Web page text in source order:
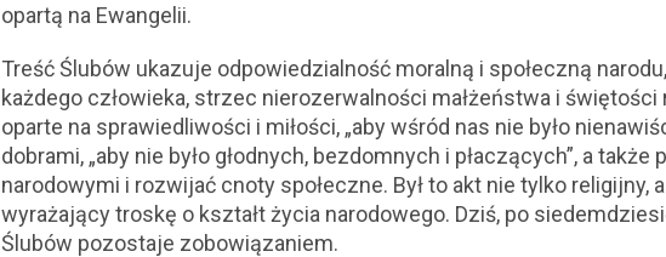
opartą na Ewangelii.
Treść Ślubów ukazuje odpowiedzialność moralną i społeczną
każdego człowieka, strzec nierozerwalności małżeństwa i
oparte na sprawiedliwości i miłości, „aby wśród nas nie było
dobrami, „aby nie było głodnych, bezdomnych i płaczących”, a
narodowymi i rozwijać cnoty społeczne. Był to akt nie tylko religijny,
wyrażający troskę o kształt życia narodowego. Dziś, po
Ślubów pozostaje zobowiązaniem.